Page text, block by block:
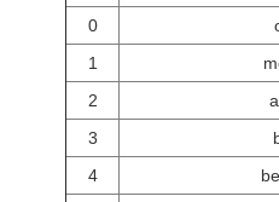
0
1
2
3
4